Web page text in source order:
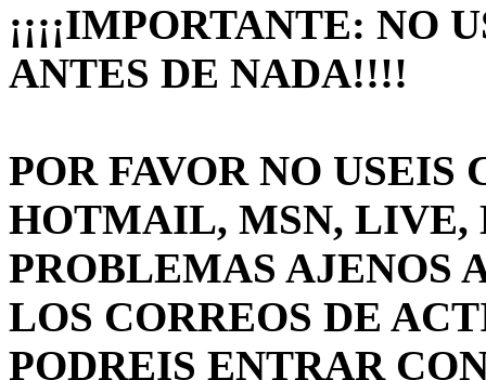
¡¡¡¡IMPORTANTE: NO
ANTES DE NADA!!!!
POR FAVOR NO USEIS
HOTMAIL, MSN, LIVE,
PROBLEMAS AJENOS
LOS CORREOS DE
PODREIS ENTRAR